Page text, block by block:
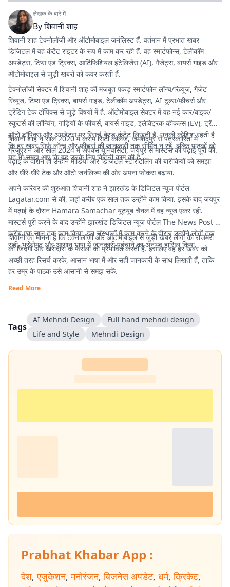
लेखक के बारे में
Byशिवानी शाह
शिवानी शाह टेक्नोलॉजी और ऑटोमोबाइल जर्नलिस्ट हैं. वर्तमान में प्रभात खबर
डिजिटल में वह कंटेंट राइटर के रूप में काम कर रही हैं. वह स्मार्टफोन्स, टेलीकॉम
अपडेट्स, टिप्स एंड ट्रिक्स, आर्टिफिशियल इंटेलिजेंस (AI), गैजेट्स, बायर्स गाइड और
ऑटोमोबाइल से जुड़ी खबरों को कवर करती हैं.
टेक्नोलॉजी सेक्टर में शिवानी शाह की मजबूत पकड़ स्मार्टफोन लॉन्च/रिव्यूज, गैजेट
रिव्यूज, टिप्स एंड ट्रिक्स, बायर्स गाइड, टेलीकॉम अपडेट्स, AI टूल्स/फीचर्स और
ट्रेंडिंग टेक टॉपिक्स से जुड़े विषयों में है. ऑटोमोबाइल सेक्टर में वह नई कार/बाइक/
स्कूटर्स की लॉन्चिंग, गाड़ियों के फीचर्स, बायर्स गाइड, इलेक्ट्रिक व्हीकल्स (EV), ट्रेंडिंग
ऑटो टॉपिक्स और अपडेट्स पर रिसर्च-बेस्ड कंटेंट लिखती हैं. उनकी कोशिश रहती है
कि हर खबर सिर्फ लॉन्च और फीचर्स की जानकारी तक सीमित न रहे, बल्कि पाठकों को
यह भी समझ आए कि वह उनके लिए कितनी काम की है.
शिवानी शाह ने साल 2020 में करीम सिटी कॉलेज, जमशेदपुर से पत्रकारिता में
ग्रेजुएशन और साल 2024 में अपेक्स यूनिवर्सिटी, जयपुर से मास्टर्स की पढ़ाई पूरी की.
पढ़ाई के दौरान ही उन्होंने मीडिया और डिजिटल स्टोरीटेलिंग की बारीकियों को समझा
और धीरे-धीरे टेक और ऑटो जर्नलिज्म की ओर अपना फोकस बढ़ाया.
अपने करियर की शुरुआत शिवानी शाह ने झारखंड के डिजिटल न्यूज पोर्टल
Lagatar.com से की, जहां करीब एक साल तक उन्होंने काम किया. इसके बाद जयपुर
में पढ़ाई के दौरान Hamara Samachar यूट्यूब चैनल में वह न्यूज एंकर रहीं.
मास्टर्स पूरी करने के बाद उन्होंने झारखंड डिजिटल न्यूज पोर्टल The News Post में
करीब एक साल तक काम किया. इन संस्थानों में काम करने के दौरान उन्होंने लोगों तक
सही, भरोसेमंद और आसान भाषा में जानकारी पहुंचाने का अनुभव हासिल किया.
शिवानी का मानना है कि टेक्नोलॉजी और ऑटोमोबाइल से जुड़ी खबरें लोगों की रोजमर्रा
की जिंदगी और खरीदारी के फैसलों को प्रभावित करती हैं. इसलिए वह हर खबर को
अच्छी तरह रिसर्च करके, आसान भाषा में और सही जानकारी के साथ लिखती हैं, ताकि
हर उम्र के पाठक उसे आसानी से समझ सकें.
Read More
Tags
AI Mehndi Design
Full hand mehndi design
Life and Style
Mehndi Design
Prabhat Khabar App :
देश, एजुकेशन, मनोरंजन, बिजनेस अपडेट, धर्म, क्रिकेट,